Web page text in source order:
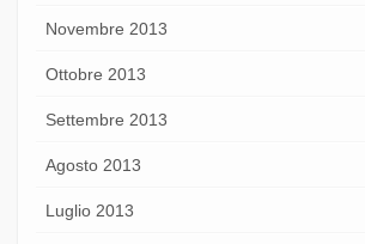
Novembre 2013
Ottobre 2013
Settembre 2013
Agosto 2013
Luglio 2013